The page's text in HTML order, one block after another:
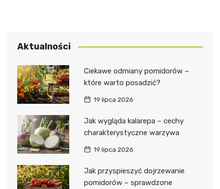
Aktualności
Ciekawe odmiany pomidorów –
które warto posadzić?
19 lipca 2026
Jak wygląda kalarepa – cechy
charakterystyczne warzywa
19 lipca 2026
Jak przyspieszyć dojrzewanie
pomidorów – sprawdzone